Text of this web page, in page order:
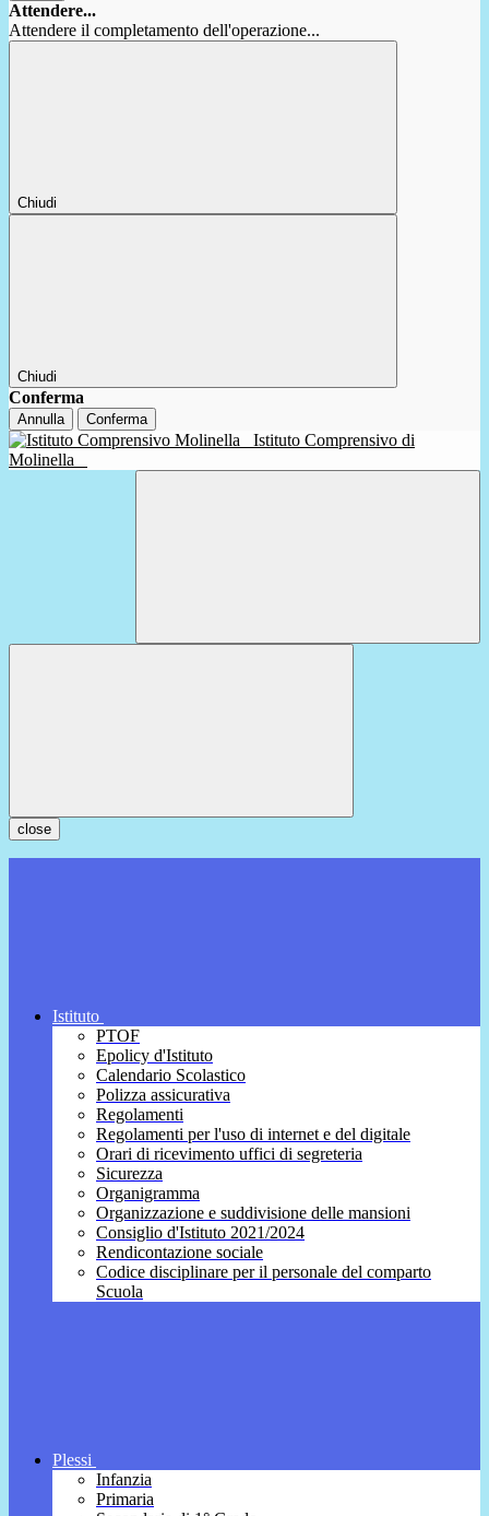
Attendere...
Attendere il completamento dell'operazione...
Chiudi
Chiudi
Conferma
Annulla Conferma
Istituto Comprensivo di
Molinella
close
Istituto
PTOF
Epolicy d'Istituto
Calendario Scolastico
Polizza assicurativa
Regolamenti
Regolamenti per l'uso di internet e del digitale
Orari di ricevimento uffici di segreteria
Sicurezza
Organigramma
Organizzazione e suddivisione delle mansioni
Consiglio d'Istituto 2021/2024
Rendicontazione sociale
Codice disciplinare per il personale del comparto
Scuola
Plessi
Infanzia
Primaria